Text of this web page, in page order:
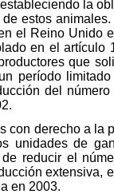
la
estos
el Reino Unido
en el
que
período
del
con derecho a
unidades de
reducir el
extensiva,
en 2003.